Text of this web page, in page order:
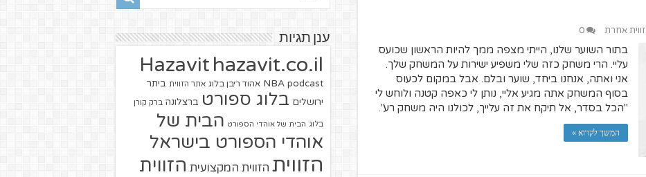
זווית אחרת 0
בתור השוער שלנו, הייתי מצפה ממך להיות הראשון שכועס
עליי. הרי משחק כזה שלי משפיע ישירות על המשחק שלך.
אני ואתה, אנחנו ביחד, שוער ובלם. אבל במקום לכעוס
בסוף המשחק אתה מגיע אליי, נותן לי כאפה קטנה ולוחש לי
"הכל בסדר, אל תיקח את זה עלייך, לכולנו היה משחק רע".
המשך לקרוא »
ענן תגיות
Hazavit hazavit.co.il
NBA podcast אהוד ריבן בלוג אתר הזווית ביתר
ירושלים בלוג ספורט ברצלונה ברק קורן
בלוג הבית של אוהדי הספורט הבית של
אוהדי הספורט בישראל
הזווית הזווית המקצועית הזווית